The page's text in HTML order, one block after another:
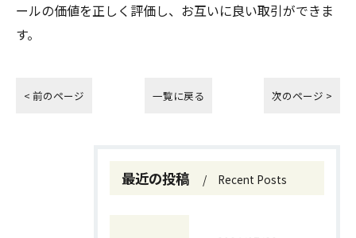
ールの価値を正しく評価し、お互いに良い取引ができま
す。
< 前のページ 一覧に戻る 次のページ >
最近の投稿 Recent Posts